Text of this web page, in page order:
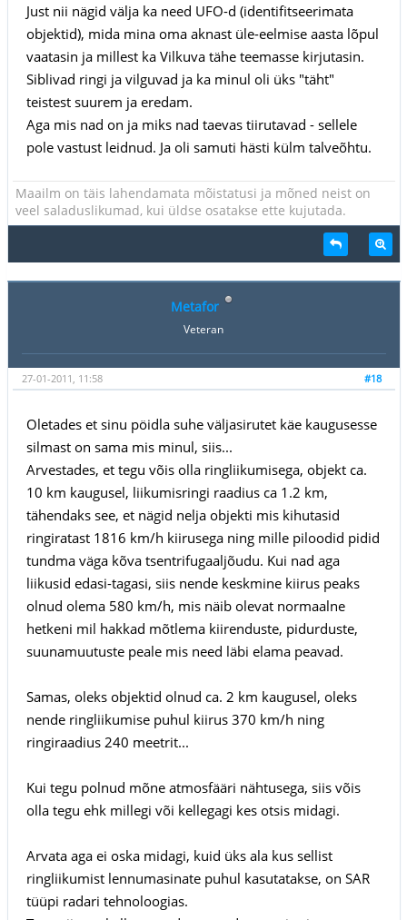
Just nii nägid välja ka need UFO-d (identifitseerimata
objektid), mida mina oma aknast üle-eelmise aasta lõpul
vaatasin ja millest ka Vilkuva tähe teemasse kirjutasin.
Siblivad ringi ja vilguvad ja ka minul oli üks "täht"
teistest suurem ja eredam.
Aga mis nad on ja miks nad taevas tiirutavad - sellele
pole vastust leidnud. Ja oli samuti hästi külm talveõhtu.
Maailm on täis lahendamata mõistatusi ja mõned neist on
veel saladuslikumad, kui üldse osatakse ette kujutada.
Metafor
Veteran
#18
27-01-2011, 11:58
Oletades et sinu pöidla suhe väljasirutet käe kaugusesse
silmast on sama mis minul, siis...
Arvestades, et tegu võis olla ringliikumisega, objekt ca.
10 km kaugusel, liikumisringi raadius ca 1.2 km,
tähendaks see, et nägid nelja objekti mis kihutasid
ringiratast 1816 km/h kiirusega ning mille piloodid pidid
tundma väga kõva tsentrifugaaljõudu. Kui nad aga
liikusid edasi-tagasi, siis nende keskmine kiirus peaks
olnud olema 580 km/h, mis näib olevat normaalne
hetkeni mil hakkad mõtlema kiirenduste, pidurduste,
suunamuutuste peale mis need läbi elama peavad.
Samas, oleks objektid olnud ca. 2 km kaugusel, oleks
nende ringliikumise puhul kiirus 370 km/h ning
ringiraadius 240 meetrit...
Kui tegu polnud mõne atmosfääri nähtusega, siis võis
olla tegu ehk millegi või kellegagi kes otsis midagi.
Arvata aga ei oska midagi, kuid üks ala kus sellist
ringliikumist lennumasinate puhul kasutatakse, on SAR
tüüpi radari tehnoloogias.